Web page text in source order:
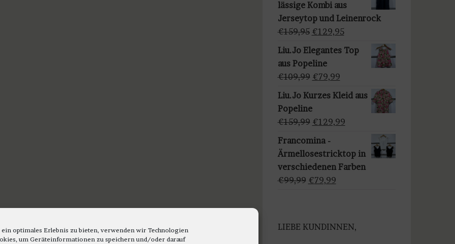
optimales Erlebnis zu bieten, verwenden wir Technologien
um Geräteinformationen zu speichern und/oder darauf
s
w
ä
€169,99
€139,99.
lässige Kombi aus
Jerseytop und Leinenrock
€159,95 Ursprünglicher
war:
€129,95Aktueller
Preis
ist:
€129,95.
Liu.Jo Elegantes Top
aus Popeline
€109,99 Ursprünglicher
€79,99Aktueller
Preis
Liu.Jo Kurzes Kleid aus
Popeline
€159,99 Ursprünglicher
Preis
€159,99
€129,99Aktueller
€129,99.
Francomina -
Ärmellosestricktop in
verschiedenen Farben
€99,99 Ursprünglicher
€79,99Aktueller
LIEBE KUNDINNEN,